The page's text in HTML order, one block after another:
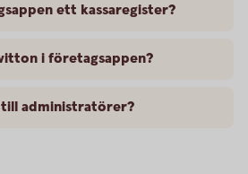
ett kassaregister?
i företagsappen?
till administratörer?